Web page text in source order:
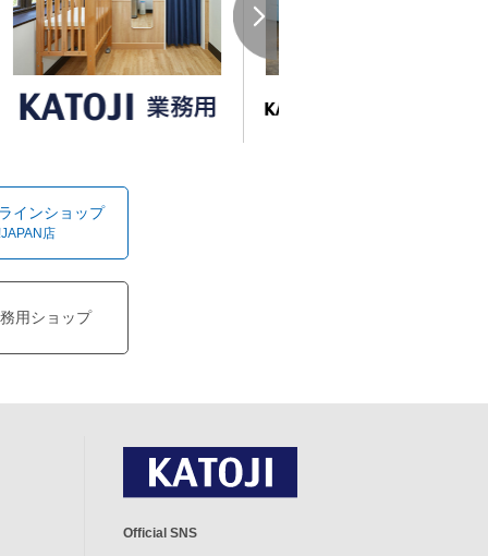
インショップ
店
用ショップ
Official SNS